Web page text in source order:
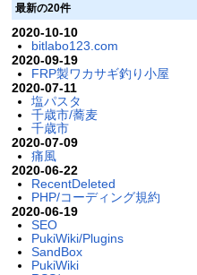
最新の20件
2020-10-10
bitlabo123.com
2020-09-19
FRP製ワカサギ釣り小屋
2020-07-11
塩パスタ
千歳市/蕎麦
千歳市
2020-07-09
痛風
2020-06-22
RecentDeleted
PHP/コーディング規約
2020-06-19
SEO
PukiWiki/Plugins
SandBox
PukiWiki